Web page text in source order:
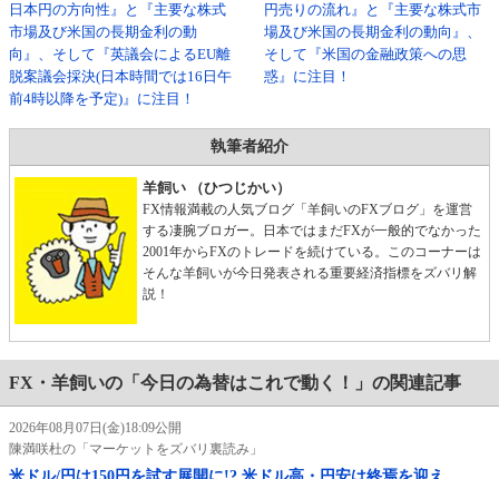
日本円の方向性』と『主要な株式
市場及び米国の長期金利の動
向』、そして『英議会によるEU離
脱案議会採決(日本時間では16日午
前4時以降を予定)』に注目！
円売りの流れ』と『主要な株式市
場及び米国の長期金利の動向』、
そして『米国の金融政策への思
惑』に注目！
執筆者紹介
羊飼い （ひつじかい）
FX情報満載の人気ブログ「羊飼いのFXブログ」を運営
する凄腕ブロガー。日本ではまだFXが一般的でなかった
2001年からFXのトレードを続けている。このコーナーは
そんな羊飼いが今日発表される重要経済指標をズバリ解
説！
FX・羊飼いの「今日の為替はこれで動く！」の関連記事
2026年08月07日(金)18:09公開
陳満咲杜の「マーケットをズバリ裏読み」